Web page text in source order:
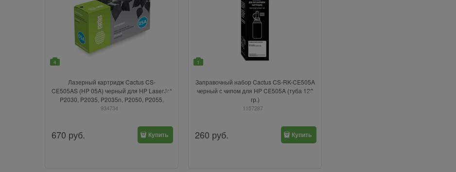
4
Лазерный картридж Cactus CS-
CE505AS (HP 05A) черный для HP LaserJet
P2030, P2035, P2035n, P2050, P2055,
P2055d, P2055dn, P2055X (2'300 стр.)
934734
670 руб. Купить
1
Заправочный набор Cactus CS-RK-CE505A
черный с чипом для HP CE505A (туба 120
гр.)
1157287
260 руб. Купить